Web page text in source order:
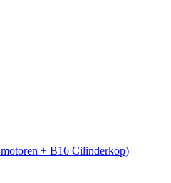
+ B16 Cilinderkop)